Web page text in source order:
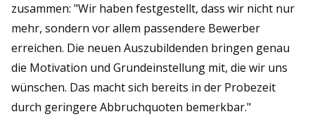
zusammen: "Wir haben festgestellt, dass wir nicht nur
mehr, sondern vor allem passendere Bewerber
erreichen. Die neuen Auszubildenden bringen genau
die Motivation und Grundeinstellung mit, die wir uns
wünschen. Das macht sich bereits in der Probezeit
durch geringere Abbruchquoten bemerkbar."